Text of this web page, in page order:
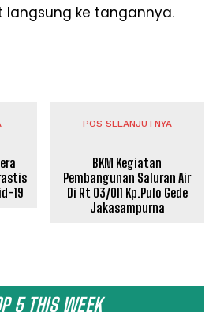
5 THIS WEEK
langsung ke tangannya.
19
POS SELANJUTNYA
BKM Kegiatan
Pembangunan Saluran Air
Di Rt 03/011 Kp.Pulo Gede
Jakasampurna